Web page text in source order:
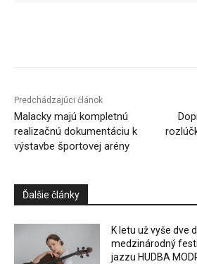
Predchádzajúci článok
Malacky majú kompletnú
realizačnú dokumentáciu k
výstavbe športovej arény
Ďalšie články
K letu už vyše dve
medzinárodný
jazzu HUDBA